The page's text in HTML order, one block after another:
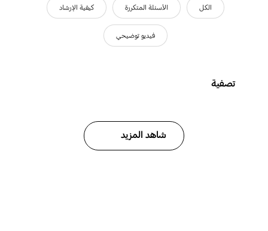
الكل الأسئلة المتكررة كيفية الإرشاد
فيديو توضيحي
تصفية
شاهد المزيد